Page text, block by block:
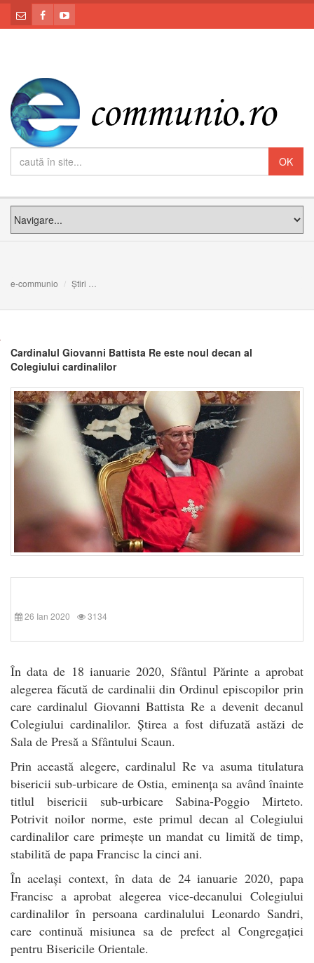
e-communio Știri
Cardinalul Giovanni Battista Re este noul decan al
Colegiului cardinalilor
26 Ian 2020 3134
În data de 18 ianuarie 2020, Sfântul Părinte a aprobat
alegerea făcută de cardinalii din Ordinul episcopilor prin
care cardinalul Giovanni Battista Re a devenit decanul
Colegiului cardinalilor. Știrea a fost difuzată astăzi de
Sala de Presă a Sfântului Scaun.
Prin această alegere, cardinalul Re va asuma titulatura
bisericii sub-urbicare de Ostia, eminența sa având înainte
titlul bisericii sub-urbicare Sabina-Poggio Mirteto.
Potrivit noilor norme, este primul decan al Colegiului
cardinalilor care primește un mandat cu limită de timp,
stabilită de papa Francisc la cinci ani.
În același context, în data de 24 ianuarie 2020, papa
Francisc a aprobat alegerea vice-decanului Colegiului
cardinalilor în persoana cardinalului Leonardo Sandri,
care continuă misiunea sa de prefect al Congregației
pentru Bisericile Orientale.